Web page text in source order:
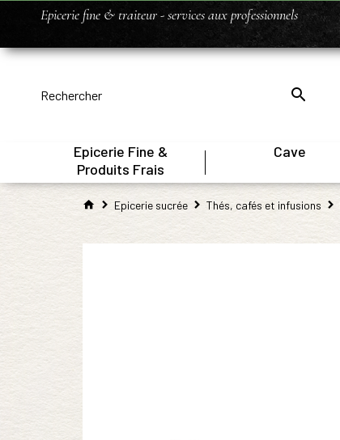
Epicerie fine & traiteur - services aux professionnels
Epicerie Fine &
Produits Frais
Cave
Epicerie sucrée Thés, cafés et infusions